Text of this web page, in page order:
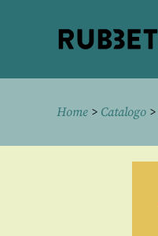
Home > Catalogo >